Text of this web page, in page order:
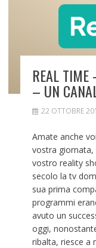
REAL TIME
– UN
22 OTTOBRE
Amate anche voi
vostra giornata,
vostro reality
secolo la tv
sua prima
programmi
avuto un
oggi,
ribalta, riesce a